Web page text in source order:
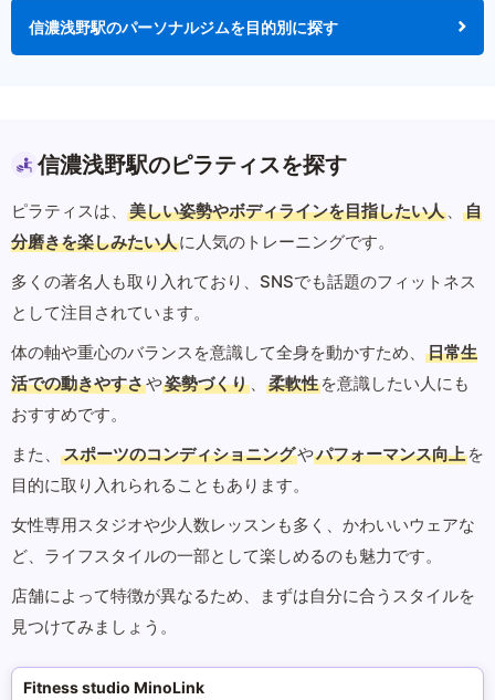
信濃浅野駅のパーソナルジムを目的別に探す
信濃浅野駅のピラティスを探す
ピラティスは、 美しい姿勢やボディラインを目指したい人 、
自
分磨きを楽しみたい人に人気のトレーニングです。
多くの著名人も取り入れており、SNSでも話題のフィットネス
として注目されています。
体の軸や重心のバランスを意識して全身を動かすため、
日常生
活での動きやすさや姿勢づくり 、 柔軟性 を意識したい人にも
おすすめです。
また、
スポーツのコンディショニングやパフォーマンス向上 を
目的に取り入れられることもあります。
女性専用スタジオや少人数レッスンも多く、かわいいウェアな
ど、ライフスタイルの一部として楽しめるのも魅力です。
店舗によって特徴が異なるため、まずは自分に合うスタイルを
見つけてみましょう。
Fitness studio MinoLink